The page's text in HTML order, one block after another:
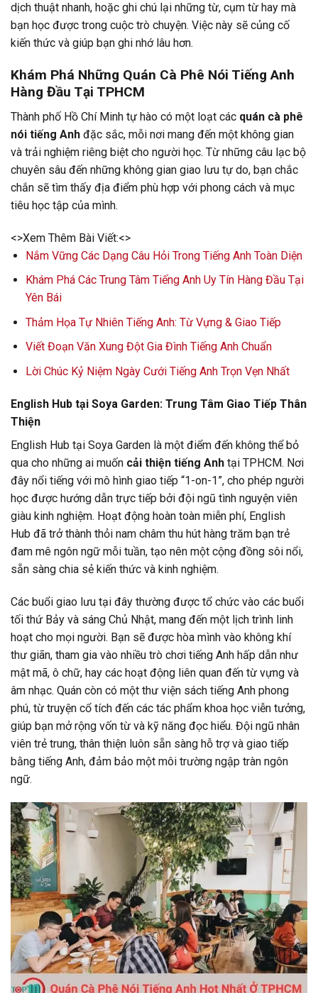
dịch thuật nhanh, hoặc ghi chú lại những từ, cụm từ hay mà
bạn học được trong cuộc trò chuyện. Việc này sẽ củng cố
kiến thức và giúp bạn ghi nhớ lâu hơn.
Khám Phá Những Quán Cà Phê Nói Tiếng Anh
Hàng Đầu Tại TPHCM
Thành phố Hồ Chí Minh tự hào có một loạt các quán cà phê
nói tiếng Anh đặc sắc, mỗi nơi mang đến một không gian
và trải nghiệm riêng biệt cho người học. Từ những câu lạc bộ
chuyên sâu đến những không gian giao lưu tự do, bạn chắc
chắn sẽ tìm thấy địa điểm phù hợp với phong cách và mục
tiêu học tập của mình.
<>Xem Thêm Bài Viết:<>
Nắm Vững Các Dạng Câu Hỏi Trong Tiếng Anh Toàn Diện
Khám Phá Các Trung Tâm Tiếng Anh Uy Tín Hàng Đầu Tại
Yên Bái
Thảm Họa Tự Nhiên Tiếng Anh: Từ Vựng & Giao Tiếp
Viết Đoạn Văn Xung Đột Gia Đình Tiếng Anh Chuẩn
Lời Chúc Kỷ Niệm Ngày Cưới Tiếng Anh Trọn Vẹn Nhất
English Hub tại Soya Garden: Trung Tâm Giao Tiếp Thân
Thiện
English Hub tại Soya Garden là một điểm đến không thể bỏ
qua cho những ai muốn cải thiện tiếng Anh tại TPHCM. Nơi
đây nổi tiếng với mô hình giao tiếp “1-on-1”, cho phép người
học được hướng dẫn trực tiếp bởi đội ngũ tình nguyện viên
giàu kinh nghiệm. Hoạt động hoàn toàn miễn phí, English
Hub đã trở thành thỏi nam châm thu hút hàng trăm bạn trẻ
đam mê ngôn ngữ mỗi tuần, tạo nên một cộng đồng sôi nổi,
sẵn sàng chia sẻ kiến thức và kinh nghiệm.
Các buổi giao lưu tại đây thường được tổ chức vào các buổi
tối thứ Bảy và sáng Chủ Nhật, mang đến một lịch trình linh
hoạt cho mọi người. Bạn sẽ được hòa mình vào không khí
thư giãn, tham gia vào nhiều trò chơi tiếng Anh hấp dẫn như
mật mã, ô chữ, hay các hoạt động liên quan đến từ vựng và
âm nhạc. Quán còn có một thư viện sách tiếng Anh phong
phú, từ truyện cổ tích đến các tác phẩm khoa học viễn tưởng,
giúp bạn mở rộng vốn từ và kỹ năng đọc hiểu. Đội ngũ nhân
viên trẻ trung, thân thiện luôn sẵn sàng hỗ trợ và giao tiếp
bằng tiếng Anh, đảm bảo một môi trường ngập tràn ngôn
ngữ.